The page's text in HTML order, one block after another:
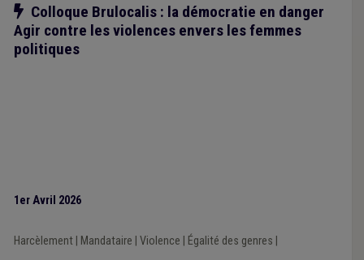
Notre action
Colloque Brulocalis : la démocratie en danger
Agir contre les violences envers les femmes
politiques
1er Avril 2026
Harcèlement| Mandataire Violence Égalité des genres